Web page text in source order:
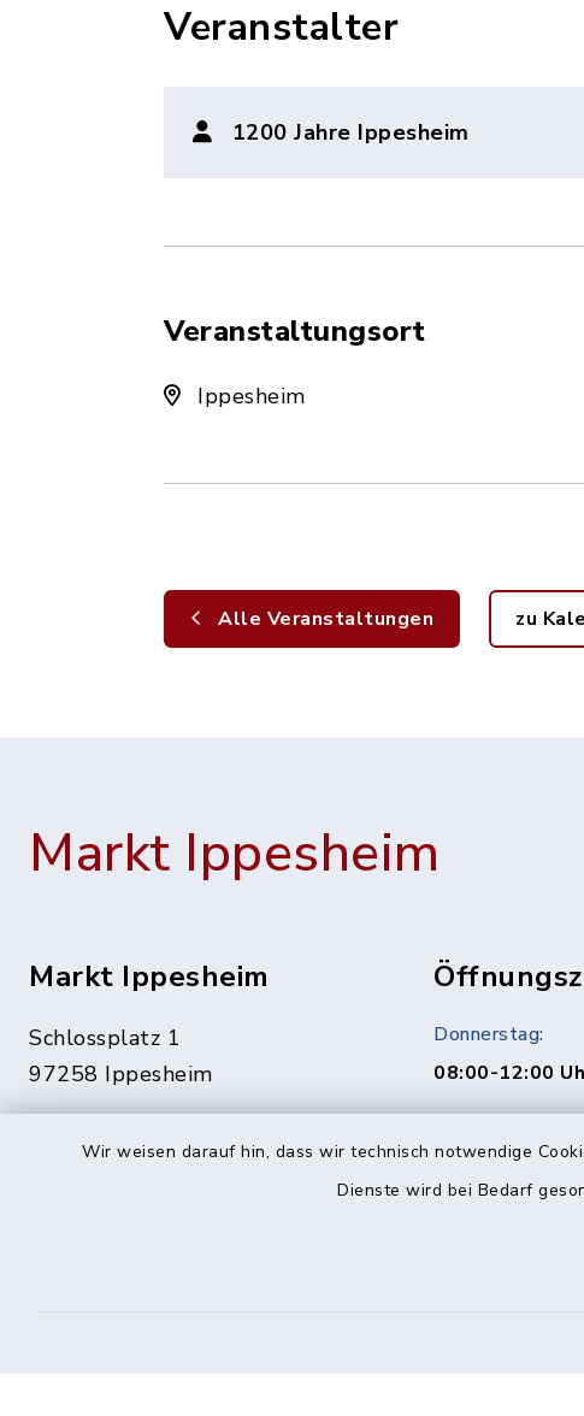
Wir weisen darauf hin, dass wir technisch notwendige
Dienste wird bei Bedarf
Veranstalter
1200 Jahre Ippesheim
Veranstaltungsort
Ippesheim
Alle Veranstaltungen zu
Markt Ippesheim
Markt Ippesheim
Schlossplatz 1
97258 Ippesheim
09339 1561
Donnerstag:
08:00-12:00
Termine gerne
Vereinbarung.
In dringenden